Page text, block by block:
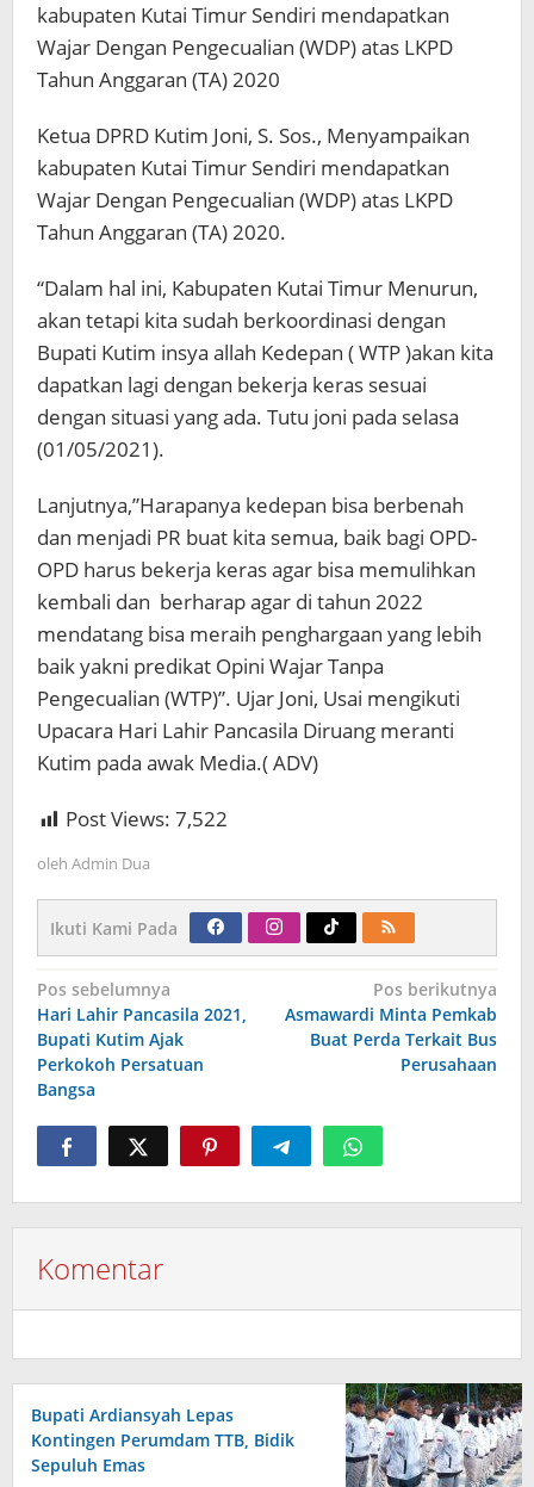
kabupaten Kutai Timur Sendiri mendapatkan
Wajar Dengan Pengecualian (WDP) atas LKPD
Tahun Anggaran (TA) 2020
Ketua DPRD Kutim Joni, S. Sos., Menyampaikan
kabupaten Kutai Timur Sendiri mendapatkan
Wajar Dengan Pengecualian (WDP) atas LKPD
Tahun Anggaran (TA) 2020.
“Dalam hal ini, Kabupaten Kutai Timur Menurun,
akan tetapi kita sudah berkoordinasi dengan
Bupati Kutim insya allah Kedepan ( WTP )akan kita
dapatkan lagi dengan bekerja keras sesuai
dengan situasi yang ada. Tutu joni pada selasa
(01/05/2021).
Lanjutnya,”Harapanya kedepan bisa berbenah
dan menjadi PR buat kita semua, baik bagi OPD-
OPD harus bekerja keras agar bisa memulihkan
kembali dan berharap agar di tahun 2022
mendatang bisa meraih penghargaan yang lebih
baik yakni predikat Opini Wajar Tanpa
Pengecualian (WTP)”. Ujar Joni, Usai mengikuti
Upacara Hari Lahir Pancasila Diruang meranti
Kutim pada awak Media.( ADV)
Post Views: 7,522
oleh Admin Dua
Ikuti Kami Pada
Navigasi
pos
Pos sebelumnya
Hari Lahir Pancasila 2021,
Bupati Kutim Ajak
Perkokoh Persatuan
Bangsa
Pos berikutnya
Asmawardi Minta Pemkab
Buat Perda Terkait Bus
Perusahaan
Komentar
Bupati Ardiansyah Lepas
Kontingen Perumdam TTB, Bidik
Sepuluh Emas